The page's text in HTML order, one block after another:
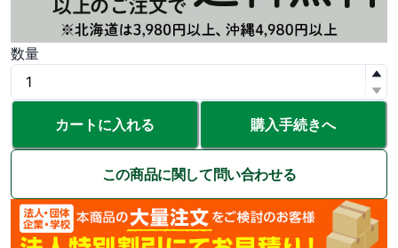
数量
カートに入れる 購入手続きへ
この商品に関して問い合わせる